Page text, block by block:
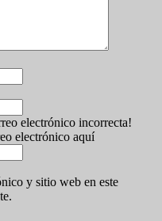
electrónico incorrecta!
electrónico aquí
y sitio web en este